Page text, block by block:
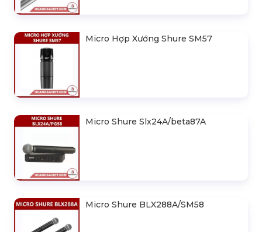
Micro Hợp Xướng Shure SM57
Micro Shure Slx24A/beta87A
Micro Shure BLX288A/SM58